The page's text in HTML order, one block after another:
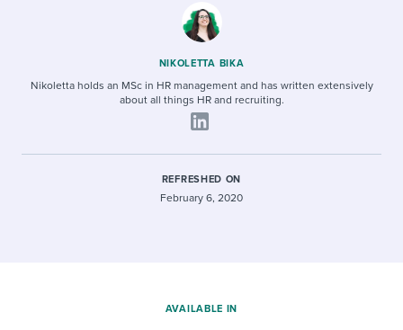
NIKOLETTA BIKA
Nikoletta holds an MSc in HR management and has written extensively
about all things HR and recruiting.
REFRESHED ON
February 6, 2020
AVAILABLE IN